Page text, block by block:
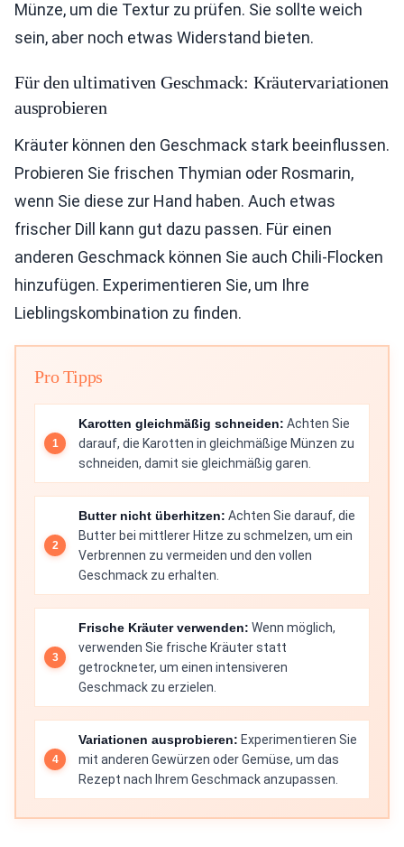
Münze, um die Textur zu prüfen. Sie sollte weich
sein, aber noch etwas Widerstand bieten.
Für den ultimativen Geschmack: Kräutervariationen
ausprobieren
Kräuter können den Geschmack stark beeinflussen.
Probieren Sie frischen Thymian oder Rosmarin,
wenn Sie diese zur Hand haben. Auch etwas
frischer Dill kann gut dazu passen. Für einen
anderen Geschmack können Sie auch Chili-Flocken
hinzufügen. Experimentieren Sie, um Ihre
Lieblingskombination zu finden.
Pro Tipps
Karotten gleichmäßig schneiden: Achten Sie
darauf, die Karotten in gleichmäßige Münzen zu
schneiden, damit sie gleichmäßig garen.
Butter nicht überhitzen: Achten Sie darauf, die
Butter bei mittlerer Hitze zu schmelzen, um ein
Verbrennen zu vermeiden und den vollen
Geschmack zu erhalten.
Frische Kräuter verwenden: Wenn möglich,
verwenden Sie frische Kräuter statt
getrockneter, um einen intensiveren
Geschmack zu erzielen.
Variationen ausprobieren: Experimentieren Sie
mit anderen Gewürzen oder Gemüse, um das
Rezept nach Ihrem Geschmack anzupassen.